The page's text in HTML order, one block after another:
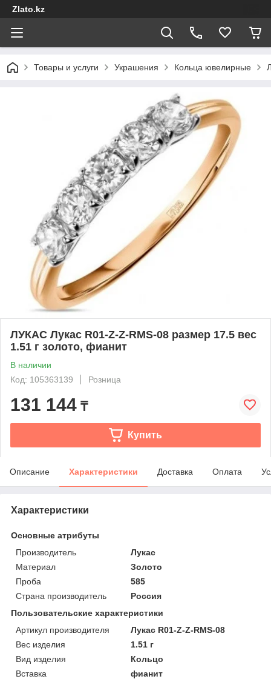
Zlato.kz
Товары и услуги Украшения Кольца ювелирные
ЛУКАС Лукас R01-Z-Z-RMS-08 размер 17.5 вес
1.51 г золото, фианит
В наличии
Код: 105363139
Розница
131 144 ₸
Купить
Описание Характеристики Доставка Оплата
Характеристики
Основные атрибуты
Производитель
Лукас
Материал
Золото
Проба
585
Страна производитель
Россия
Пользовательские характеристики
Артикул производителя
Лукас R01-Z-Z-RMS-08
Вес изделия
1.51 г
Вид изделия
Кольцо
Вставка
фианит